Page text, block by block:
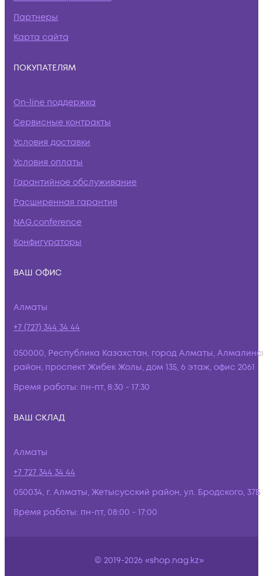
Партнеры
Карта сайта
ПОКУПАТЕЛЯМ
On-line поддержка
Сервисные контракты
Условия доставки
Условия оплаты
Гарантийное обслуживание
Расширенная гарантия
NAG.conference
Конфигураторы
ВАШ ОФИС
Алматы
+7 (727) 344 34 44
050000, Республика Казахстан, город Алматы,
район, проспект Жибек Жолы, дом 135, 6 этаж, офис 2061
Время работы: пн-пт, 8:30 - 17:30
ВАШ СКЛАД
Алматы
+7 727 344 34 44
050034, г. Алматы, Жетысусский район, ул. Бродского, 37Б
Время работы: пн-пт, 08:00 - 17:00
© 2019-2026 «shop.nag.kz»